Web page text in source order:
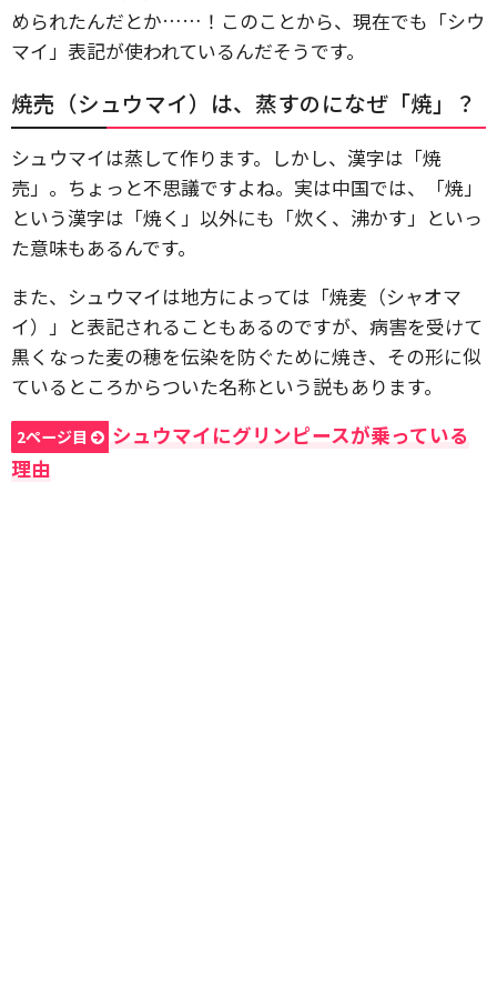
められたんだとか……！このことから、現在でも「シウ
マイ」表記が使われているんだそうです。
焼売（シュウマイ）は、蒸すのになぜ「焼」？
シュウマイは蒸して作ります。しかし、漢字は「焼
売」。ちょっと不思議ですよね。実は中国では、「焼」
という漢字は「焼く」以外にも「炊く、沸かす」といっ
た意味もあるんです。
また、シュウマイは地方によっては「焼麦（シャオマ
イ）」と表記されることもあるのですが、病害を受けて
黒くなった麦の穂を伝染を防ぐために焼き、その形に似
ているところからついた名称という説もあります。
2ページ目
シュウマイにグリンピースが乗っている
理由